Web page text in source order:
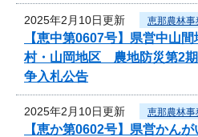
2025年2月10日更新 恵那農林事
【恵中第0607号】県営中山
村・山岡地区 農地防災第2
争入札公告
2025年2月10日更新 恵那農林事
【恵か第0602号】県営かん